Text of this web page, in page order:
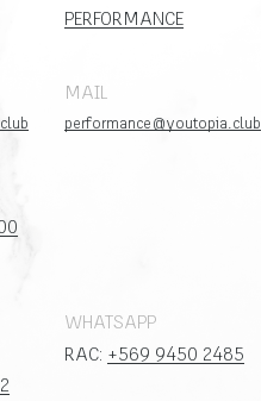
PERFORMANCE
MAIL
performance@youtopia.club
WHATSAPP
RAC: +569 9450 2485